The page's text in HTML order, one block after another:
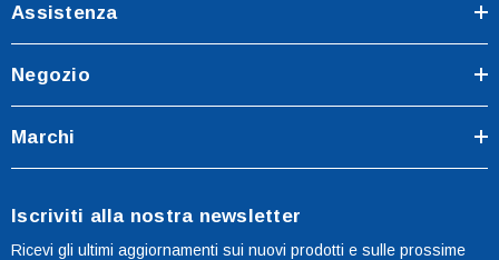
Assistenza
Negozio
Marchi
Iscriviti alla nostra newsletter
Ricevi gli ultimi aggiornamenti sui nuovi prodotti e sulle prossime